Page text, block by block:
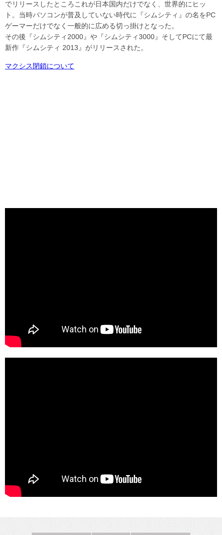
でリリースしたところこれが日本国内だけでなく、世界的にヒッ
ト。当時パソコンが普及していない時代に『シムシティ』の名をPC
ゲーマーだけでなく一般的に広める切っ掛けとなった。
その後『シムシティ2000』や『シムシティ3000』そしてPCにて最
新作『シムシティ 2013』がリリースされた。
マクシス閉鎖について